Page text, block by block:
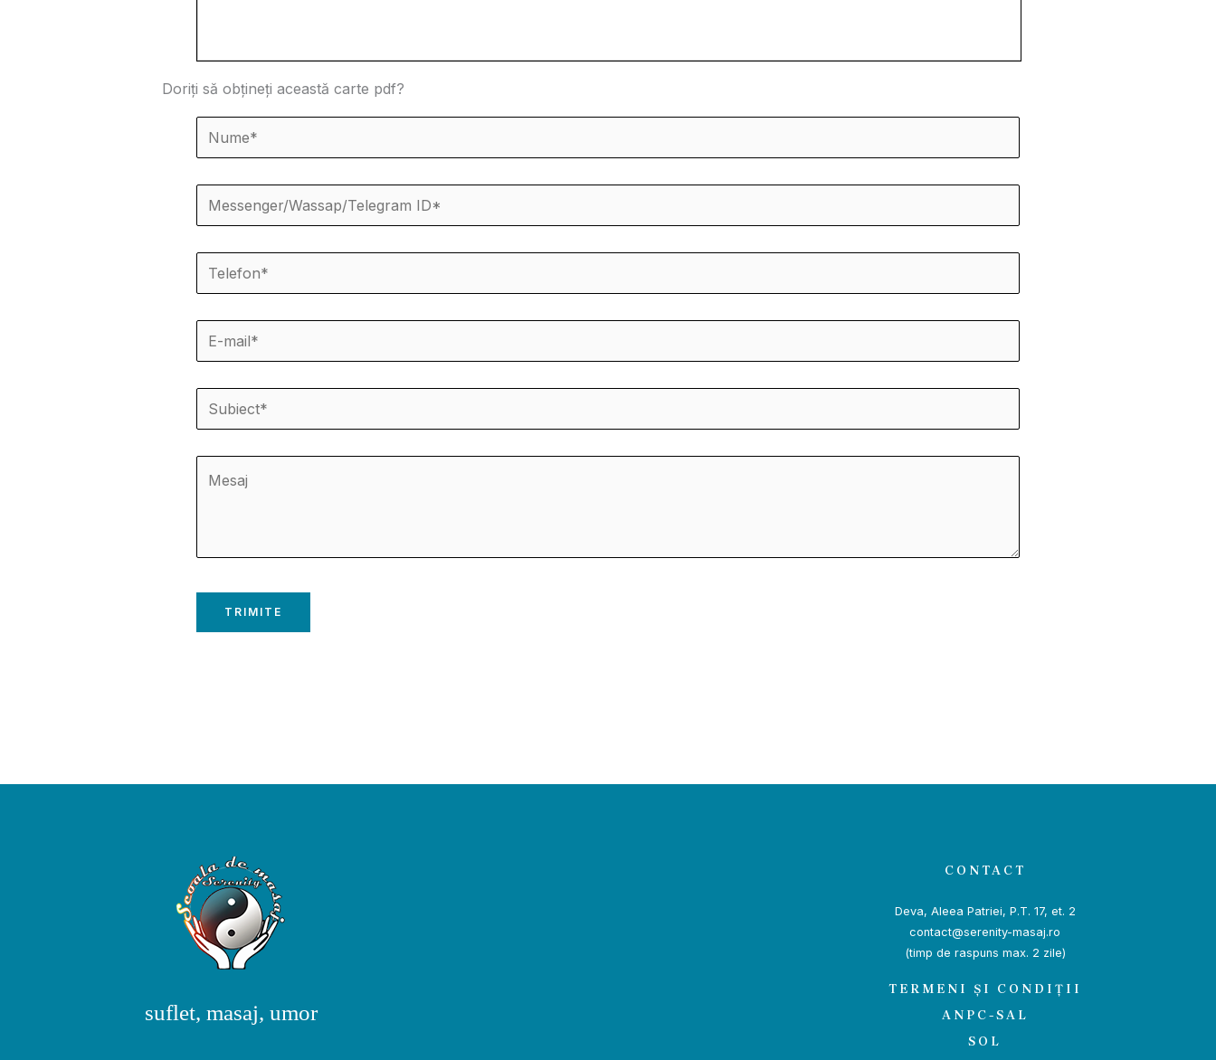
Doriți să obțineți această carte pdf?
suflet, masaj, umor
CONTACT
Deva, Aleea Patriei, P.T. 17, et. 2
contact@serenity-masaj.ro
(timp de raspuns max. 2 zile)
TERMENI ȘI CONDIȚII
ANPC-SAL
SOL